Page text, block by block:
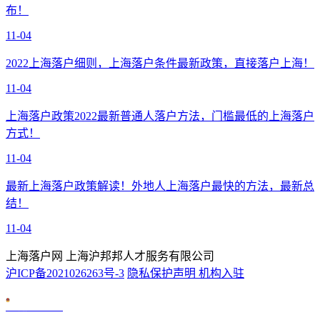
布！
11-04
2022上海落户细则，上海落户条件最新政策，直接落户上海！
11-04
上海落户政策2022最新普通人落户方法，门槛最低的上海落户
方式！
11-04
最新上海落户政策解读！外地人上海落户最快的方法，最新总
结！
11-04
上海落户网 上海沪邦邦人才服务有限公司
沪ICP备2021026263号-3 隐私保护声明 机构入驻